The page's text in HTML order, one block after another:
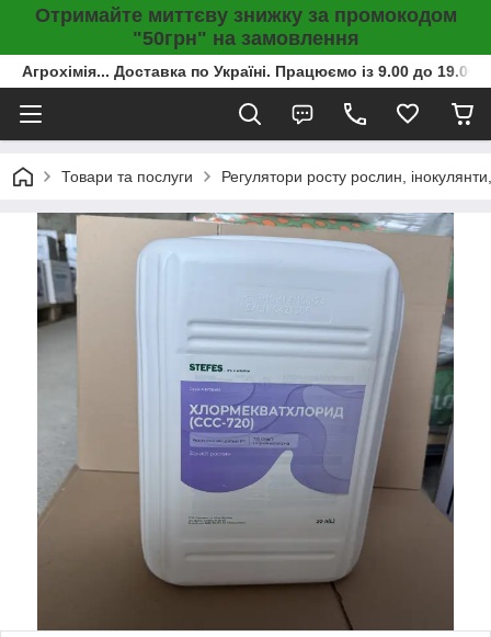
Отримайте миттєву знижку за промокодом
"50грн" на замовлення
Агрохімія... Доставка по Україні. Працюємо із 9.00 до
Товари та послуги Регулятори росту рослин, інокулянти,